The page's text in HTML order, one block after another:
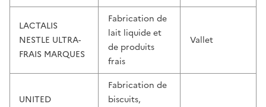
LACTALIS
NESTLE ULTRA-
FRAIS MARQUES
Fabrication de
lait liquide et
de produits
frais
Vallet
UNITED
Fabrication de
biscuits,